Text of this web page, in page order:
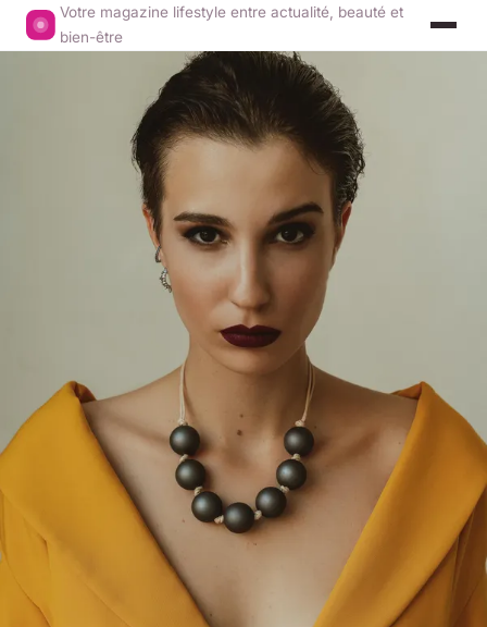
Votre magazine lifestyle entre actualité, beauté et
bien-être